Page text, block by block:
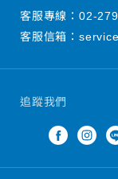
追蹤我們
客服專線： 02-
客服信箱：